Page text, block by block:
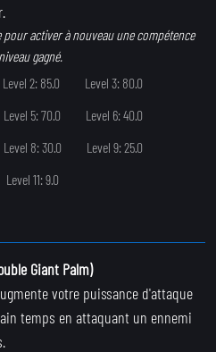
pour activer à nouveau une compétence
gagné.
Level 2: 85.0
Level 3: 80.0
Level 5: 70.0
Level 6: 40.0
Level 8: 30.0
Level 9: 25.0
Level 11: 9.0
Giant Palm)
votre puissance d'attaque
temps en attaquant un ennemi